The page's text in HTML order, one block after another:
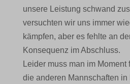
unsere Leistung schwand
versuchten wir uns immer
kämpfen, aber es fehlte an
Konsequenz im Abschluss.
Leider muss man im
die anderen Mannschaften